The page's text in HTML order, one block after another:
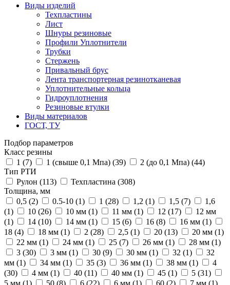
Виды изделий
Техпластины
Лист
Шнуры резиновые
Профили Уплотнители
Трубки
Стержень
Привальный брус
Лента транспортерная резинотканевая
Уплотнительные кольца
Гидроуплотнения
Резиновые втулки
Виды материалов
ГОСТ, ТУ
Подбор параметров
Класс резины
1 (7) 1 (свыше 0,1 Мпа) (39) 2 (до 0,1 Мпа) (44)
Тип РТИ
Рулон (113) Техпластина (308)
Толщина, мм
0,5 (2) 0.5-10 (1) 1 (28) 1,2 (1) 1,5 (7)
1,6
(1) 10 (26) 10 мм (1) 11 мм (1) 12 (17)
12 мм
(1) 14 (10) 14 мм (1) 15 (6) 16 (8) 16 мм (1)
18 (4) 18 мм (1) 2 (28) 2,5 (1) 20 (13) 20 мм (1)
22 мм (1) 24 мм (1) 25 (7) 26 мм (1) 28 мм (1)
3 (30) 3 мм (1) 30 (9) 30 мм (1) 32 (1)
32
мм (1) 34 мм (1) 35 (3) 36 мм (1) 38 мм (1)
4
(30) 4 мм (1) 40 (11) 40 мм (1) 45 (1) 5 (31)
5 мм (1) 50 (8) 6 (22) 6 мм (1) 60 (2) 7 мм (1)